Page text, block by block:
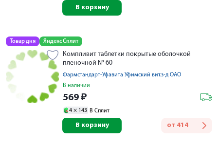
В корзину
Товар дня Яндекс Сплит
Компливит таблетки покрытые оболочкой
пленочной № 60
Фармстандарт-Уфавита Уфимский вит.з-д ОАО
В наличии
569 ₽
4 × 143 В Сплит
от 414
В корзину